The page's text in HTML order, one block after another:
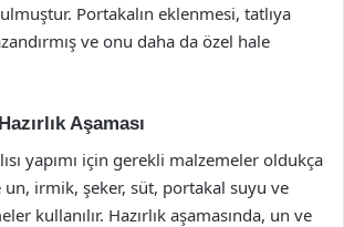
Portakalın eklenmesi, tatlıya
ve onu daha da özel hale
Aşaması
yapımı için gerekli malzemeler oldukça
irmik, şeker, süt, portakal suyu ve
kullanılır. Hazırlık aşamasında, un ve